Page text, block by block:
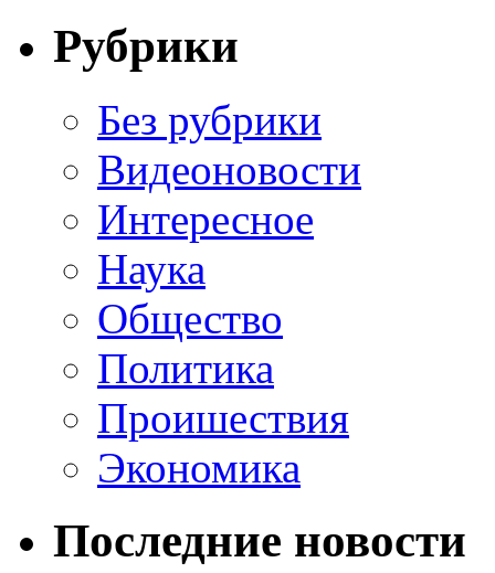
Рубрики
Без рубрики
Видеоновости
Интересное
Наука
Общество
Политика
Проишествия
Экономика
Последние новости